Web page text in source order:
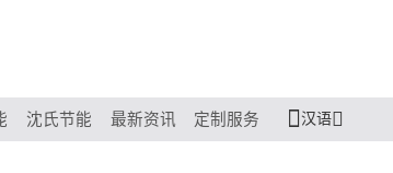
沈氏节能 最新资讯 定制服务 汉语